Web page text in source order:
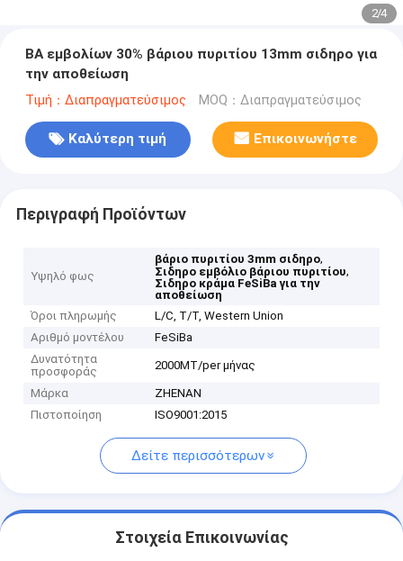
2/4
BA εμβολίων 30% βάριου πυριτίου 13mm σιδηρο για
την αποθείωση
Τιμή：Διαπραγματεύσιμος MOQ：Διαπραγματεύσιμος
Καλύτερη τιμή Επικοινωνήστε
Περιγραφή Προϊόντων
Υψηλό φως
βάριο πυριτίου 3mm σιδηρο,
Σιδηρο εμβόλιο βάριου πυριτίου,
Σιδηρο κράμα FeSiBa για την
αποθείωση
Όροι πληρωμής
L/C, T/T, Western Union
Αριθμό μοντέλου
FeSiBa
Δυνατότητα
προσφοράς
2000MT/per μήνας
Μάρκα
ZHENAN
Πιστοποίηση
ISO9001:2015
Δείτε περισσότερων
Στοιχεία Επικοινωνίας